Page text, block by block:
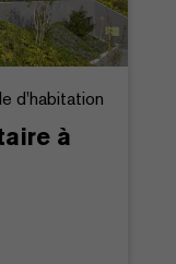
d'habitation
à